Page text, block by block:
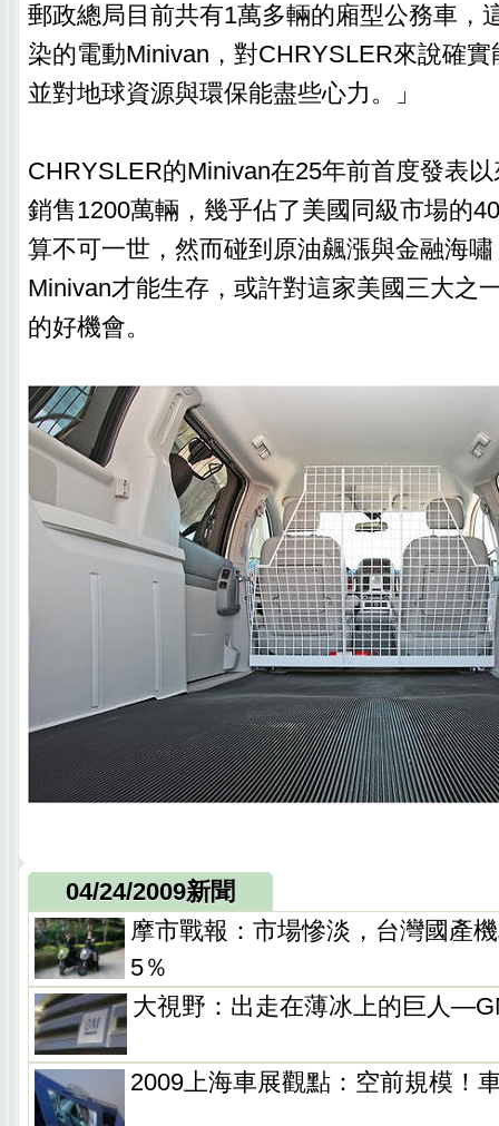
郵政總局目前共有1萬多輛的廂型公務車，
染的電動Minivan，對CHRYSLER來說確
並對地球資源與環保能盡些心力。」
CHRYSLER的Minivan在25年前首度發表
銷售1200萬輛，幾乎佔了美國同級市場的
算不可一世，然而碰到原油飆漲與金融海
Minivan才能生存，或許對這家美國三大之
的好機會。
04/24/2009新聞
摩市戰報：市場慘淡，台灣國產
5％
大視野：出走在薄冰上的巨人
2009上海車展觀點：空前規模！